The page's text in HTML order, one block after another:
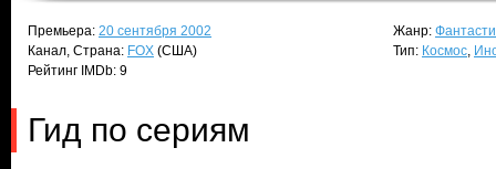
Премьера: 20 сентября 2002
Канал, Страна: FOX (США)
Рейтинг IMDb: 9
Жанр:
Тип: Космос,
Гид по сериям